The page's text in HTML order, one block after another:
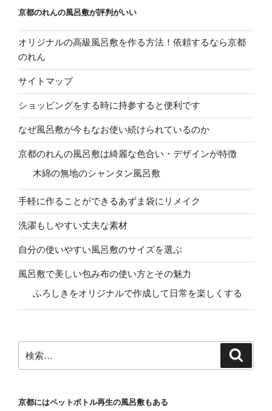
京都のれんの風呂敷が評判がいい
オリジナルの高級風呂敷を作る方法！依頼するなら京都
のれん
サイトマップ
ショッピングをする時に持参すると便利です
なぜ風呂敷が今もなお使い続けられているのか
京都のれんの風呂敷は綺麗な色合い・デザインが特徴
木綿の無地のシャンタン風呂敷
手軽に作ることができるあずま袋にリメイク
洗濯もしやすい丈夫な素材
自分の使いやすい風呂敷のサイズを選ぶ
風呂敷で美しい包み布の使い方とその魅力
ふろしきをオリジナルで作成して日常を楽しくする
索:
京都にはペットボトル再生の風呂敷もある